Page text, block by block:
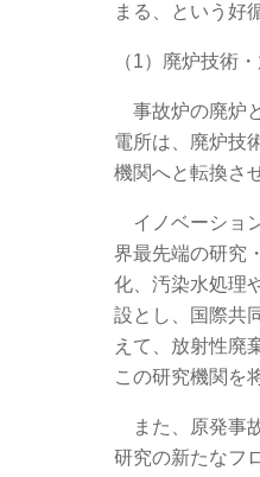
まる、という好
（1）廃炉技術
事故炉の廃炉
電所は、廃炉技
機関へと転換さ
イノベーショ
界最先端の研究
化、汚染水処理
設とし、国際共
えて、放射性廃
この研究機関を
また、原発事
研究の新たなフ